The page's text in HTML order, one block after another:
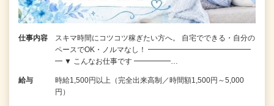
仕事内容
スキマ時間にコツコツ稼ぎたい方へ。 自宅でできる・自分の
ペースでOK・ノルマなし！ ━━━━━━━━━━━━━━
━ ▼ こんなお仕事です ━━━━━…
給与
時給1,500円以上（完全出来高制／時間額1,500円～5,000
円）